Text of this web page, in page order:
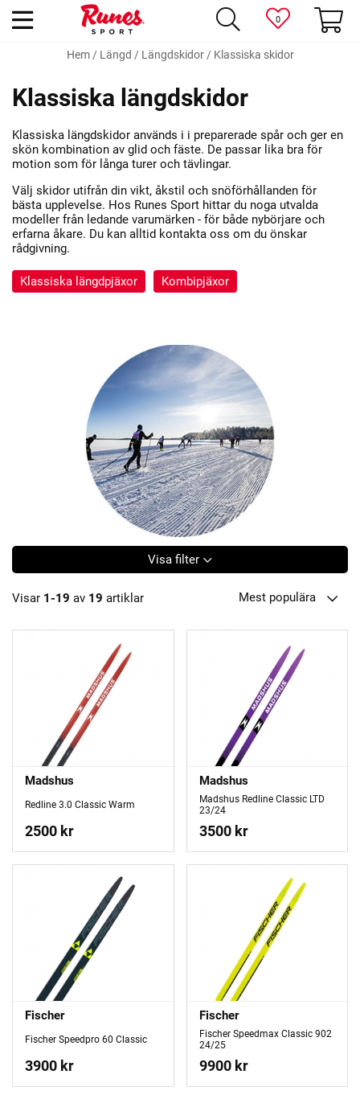
0
Hem/ Längd / Längdskidor/ Klassiska skidor
Klassiska längdskidor
Klassiska längdskidor används i i preparerade spår och ger en
skön kombination av glid och fäste. De passar lika bra för
motion som för långa turer och tävlingar.
Välj skidor utifrån din vikt, åkstil och snöförhållanden för
bästa upplevelse. Hos Runes Sport hittar du noga utvalda
modeller från ledande varumärken - för både nybörjare och
erfarna åkare. Du kan alltid kontakta oss om du önskar
rådgivning.
Klassiska längdpjäxor Kombipjäxor
Visa filter
Visar 1-19 av 19 artiklar Mest populära
Madshus
Redline 3.0 Classic Warm
2500 kr
Madshus
Madshus Redline Classic LTD
23/24
3500 kr
Fischer
Fischer Speedpro 60 Classic
3900 kr
Fischer
Fischer Speedmax Classic 902
24/25
9900 kr